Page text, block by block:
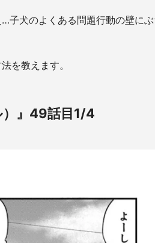
子犬のよくある問題行動の壁にぶ
を教えます。
）』49話目1/4